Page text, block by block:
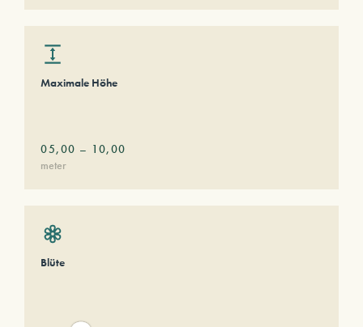
Maximale Höhe
05,00 – 10,00
meter
Blüte